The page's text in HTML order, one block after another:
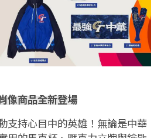
像商品全新登場
支持心目中的英雄！無論是中華